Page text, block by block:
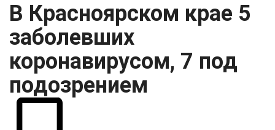
В Красноярском крае 5
заболевших
коронавирусом, 7 под
подозрением